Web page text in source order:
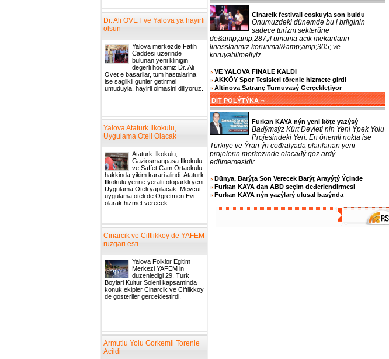
Dr. Ali OVET ve Yalova ya hayirli
olsun
Yalova merkezde Fatih
Caddesi uzerinde
bulunan yeni klinigin
degerli hocamiz Dr. Ali
Ovet e basarilar, tum hastalarina
ise saglikli gunler getirmei
umuduyla, hayirli olmasini diliyoruz.
Yalova Ataturk Ilkokulu,
Uygulama Oteli Olacak
Ataturk Ilkokulu,
Gaziosmanpasa Ilkokulu
ve Saffet Cam Ortaokulu
hakkinda yikim karari alindi. Ataturk
Ilkokulu yerine yeralti otoparkli yeni
Uygulama Oteli yapilacak. Mevcut
uygulama oteli de Ogretmen Evi
olarak hizmet verecek.
Cinarcik ve Ciftlikkoy de YAFEM
ruzgari esti
Yalova Folklor Egitim
Merkezi YAFEM in
duzenledigi 29. Turk
Boylari Kultur Soleni kapsaminda
konuk ekipler Cinarcik ve Ciftlikkoy
de gosteriler gerceklestirdi.
Armutlu Yolu Gorkemli Torenle
Acildi
Cinarcik festivali coskuyla son buldu
Onumuzdeki dünemde bu i brliginin
sadece turizm sekterüne
de&amp;amp;287;il umuma acik mekanlarin
linasslarimiz korunmal&amp;amp;305; ve
koruyabilmeliyiz....
VE YALOVA FINALE KALDI
AKKÖY Spor Tesisleri törenle hizmete girdi
Altinova Satranç Turnuvasý Gerçekleţiyor
DIŢ POLÝTÝKA ¬
Furkan KAYA nýn yeni köţe yazýsý
Bađýmsýz Kürt Devleti nin Yeni Ýpek Yolu
Projesindeki Yeri. En önemli nokta ise
Türkiye ve Ýran ýn cođrafyada planlanan yeni
projelerin merkezinde olacađý göz ardý
edilmemesidir....
Dünya, Barýţa Son Verecek Barýţ Arayýţý Ýçinde
Furkan KAYA dan ABD seçim deđerlendirmesi
Furkan KAYA nýn yazýlarý ulusal basýnda